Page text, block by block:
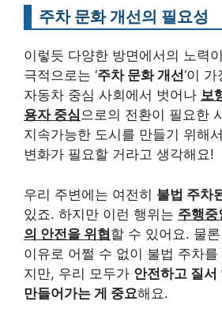
주차 문화 개선의 필요성
이렇듯 다양한 방면에서의 노력
극적으로는 ‘주차 문화 개선‘이
자동차 중심 사회에서 벗어나 보
용자 중심으로의 전환이 필요한
지속가능한 도시를 만들기 위해
변화가 필요할 거라고 생각해요!
우리 주변에는 여전히 불법 주차
있죠. 하지만 이런 행위는 주행중
의 안전을 위협할 수 있어요. 물론
이유로 어쩔 수 없이 불법 주차
지만, 우리 모두가 안전하고 질서
만들어가는 게 중요해요.